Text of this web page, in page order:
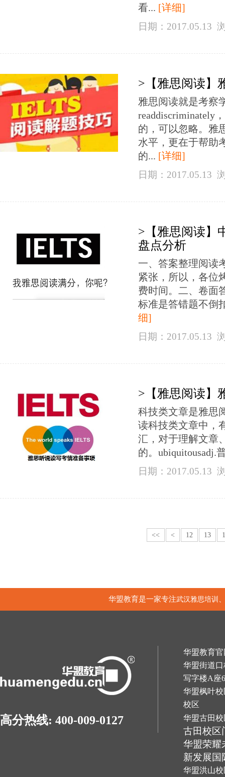
看... [详细]
日期：2017.05.13
>【雅思阅读】
雅思阅读就是考察
readdiscriminately
的，可以忽略。雅
水平，更在于帮助
的... [详细]
日期：2017.05.13
>【雅思阅读】
盘点分析
一、答案整理阅读
紧张，所以，各位
费时间。二、卷面
标准是答错题不倒
细]
日期：2017.05.13
>【雅思阅读
科技类文章是雅思
读科技类文章中，
汇，对于理解文章
的。ubiquitousadj.
日期：2017.05.13
<< < 12 13
华盟教育是一家专注武汉雅思培训
高分热线: 400-009-0127
华盟教育官
华盟街道
写字楼A座
华盟枫叶
校区
华盟古田
古田校区
华盟荣耀
新发展国
华盟洪山